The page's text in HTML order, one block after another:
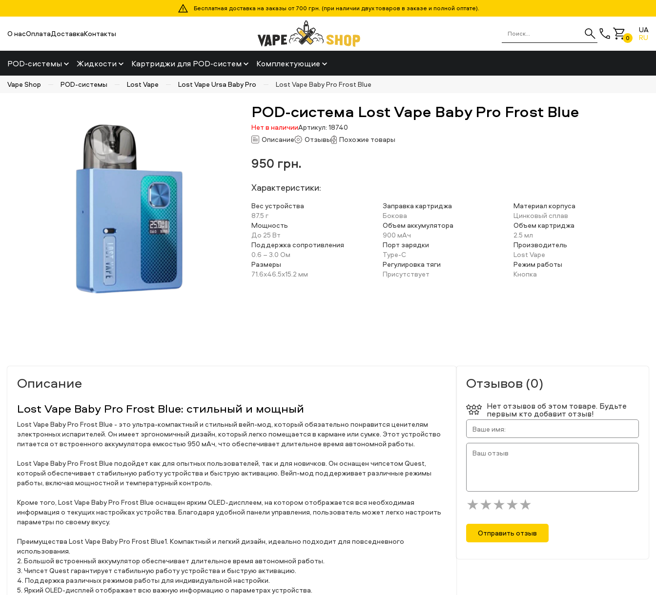
Бесплатная доставка на заказы от 700 грн. (при наличии двух товаров в заказе и полной оптате).
О насОплатаДоставкаКонтакты 0
UA
RU
POD-системы Жидкости Картриджи для POD-систем Комплектующие
Vape Shop POD-системы Lost Vape Lost Vape Ursa Baby Pro Lost Vape Baby Pro Frost Blue
POD-система Lost Vape Baby Pro Frost Blue
Нет в наличииАртикул: 18740
Описание
Отзывы Похожие товары
950 грн.
Характеристики:
Вес устройства
87.5 г
Заправка картриджа
Бокова
Материал корпуса
Цинковый сплав
Мощность
До 25 Вт
Объем аккумулятора
900 мАч
Объем картриджа
2.5 мл
Поддержка сопротивления
0.6 – 3.0 Ом
Порт зарядки
Type-C
Производитель
Lost Vape
Размеры
71.6х46.5х15.2 мм
Регулировка тяги
Присутствует
Режим работы
Кнопка
Описание
Lost Vape Baby Pro Frost Blue: стильный и мощный
Lost Vape Baby Pro Frost Blue - это ультра-компактный и стильный вейп-мод, который обязательно понравится ценителям
электронных испарителей. Он имеет эргономичный дизайн, который легко помещается в кармане или сумке. Этот устройство
питается от встроенного аккумулятора емкостью 950 мАч, что обеспечивает длительное время автономной работы.
Lost Vape Baby Pro Frost Blue подойдет как для опытных пользователей, так и для новичков. Он оснащен чипсетом Quest,
который обеспечивает стабильную работу устройства и быструю активацию. Вейп-мод поддерживает различные режимы
работы, включая мощностной и температурный контроль.
Кроме того, Lost Vape Baby Pro Frost Blue оснащен ярким OLED-дисплеем, на котором отображается вся необходимая
информация о текущих настройках устройства. Благодаря удобной панели управления, пользователь может легко настроить
параметры по своему вкусу.
Преимущества Lost Vape Baby Pro Frost Blue1. Компактный и легкий дизайн, идеально подходит для повседневного
использования.
2. Большой встроенный аккумулятор обеспечивает длительное время автономной работы.
3. Чипсет Quest гарантирует стабильную работу устройства и быструю активацию.
4. Поддержка различных режимов работы для индивидуальной настройки.
5. Яркий OLED-дисплей отображает всю важную информацию о параметрах устройства.
Отзывов (0)
Нет отзывов об этом товаре. Будьте
первым кто добавит отзыв!
Отправить отзыв